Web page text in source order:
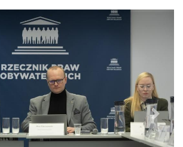
Dalej